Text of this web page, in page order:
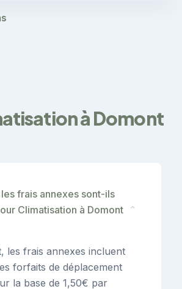
à Domont
frais annexes sont-ils
Climatisation à Domont ⌄
les frais annexes incluent
forfaits de déplacement
la base de 1,50€ par